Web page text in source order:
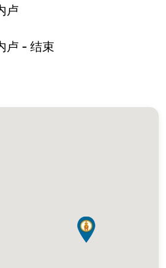
卢
卢 - 结束